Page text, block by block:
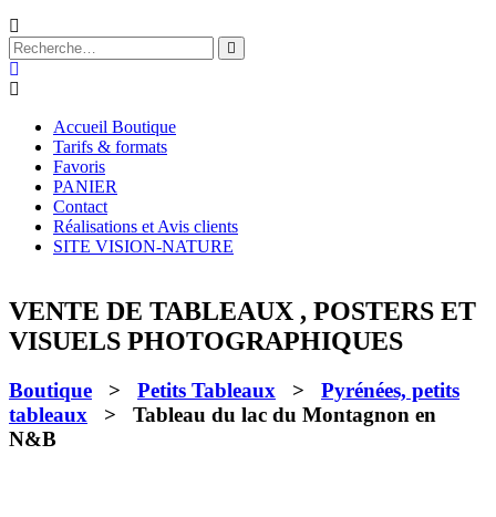
Accueil Boutique
Tarifs & formats
Favoris
PANIER
Contact
Réalisations et Avis clients
SITE VISION-NATURE
VENTE DE TABLEAUX , POSTERS ET
VISUELS PHOTOGRAPHIQUES
Boutique > Petits Tableaux > Pyrénées, petits
tableaux > Tableau du lac du Montagnon en
N&B